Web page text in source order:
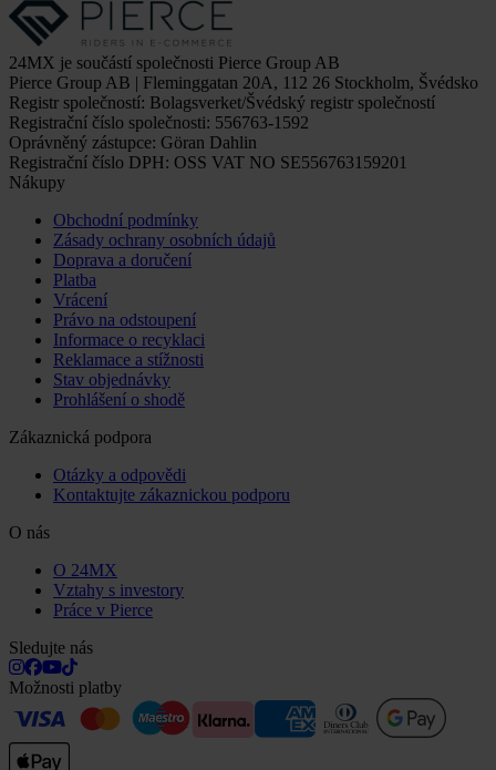
24MX je součástí společnosti Pierce Group AB
Pierce Group AB | Fleminggatan 20A, 112 26 Stockholm, Švédsko
Registr společností: Bolagsverket/Švédský registr společností
Registrační číslo společnosti: 556763-1592
Oprávněný zástupce: Göran Dahlin
Registrační číslo DPH: OSS VAT NO SE556763159201
Nákupy
Obchodní podmínky
Zásady ochrany osobních údajů
Doprava a doručení
Platba
Vrácení
Právo na odstoupení
Informace o recyklaci
Reklamace a stížnosti
Stav objednávky
Prohlášení o shodě
Zákaznická podpora
Otázky a odpovědi
Kontaktujte zákaznickou podporu
O nás
O 24MX
Vztahy s investory
Práce v Pierce
Sledujte nás
Možnosti platby